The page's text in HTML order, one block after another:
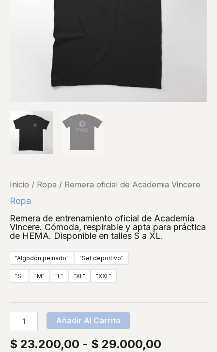
Inicio / Ropa / Remera oficial de Academia Vincere
Ropa
Remera de entrenamiento oficial de Academia
Vincere. Cómoda, respirable y apta para práctica
de HEMA. Disponible en talles S a XL.
"Algodón peinado" "Set deportivo"
"S" "M" "L" "XL" "XXL"
Añadir Al Carrito
$ 23.200,00 - $ 29.000,00